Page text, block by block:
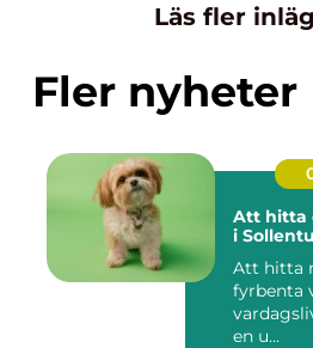
Läs fler
Fler nyheter
Att hitta
i
Att hitta
fyrbenta
en u...